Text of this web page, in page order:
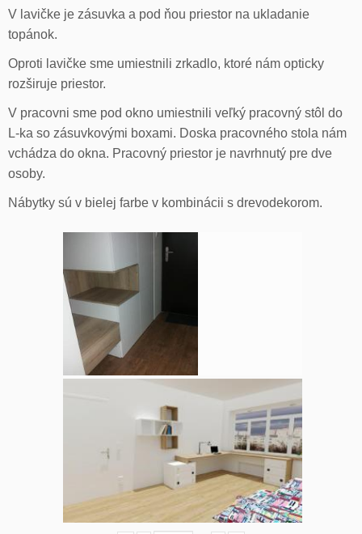
V lavičke je zásuvka a pod ňou priestor na ukladanie
topánok.
Oproti lavičke sme umiestnili zrkadlo, ktoré nám opticky
rozširuje priestor.
V pracovni sme pod okno umiestnili veľký pracovný stôl do
L-ka so zásuvkovými boxami. Doska pracovného stola nám
vchádza do okna. Pracovný priestor je navrhnutý pre dve
osoby.
Nábytky sú v bielej farbe v kombinácii s drevodekorom.